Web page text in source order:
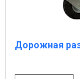
Дорожная